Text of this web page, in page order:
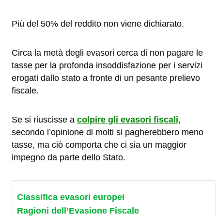
Più del 50% del reddito non viene dichiarato.
Circa la metà degli evasori cerca di non pagare le
tasse per la profonda insoddisfazione per i servizi
erogati dallo stato a fronte di un pesante prelievo
fiscale.
Se si riuscisse a colpire gli evasori fiscali,
secondo l’opinione di molti si pagherebbero meno
tasse, ma ciò comporta che ci sia un maggior
impegno da parte dello Stato.
Classifica evasori europei
Ragioni dell’Evasione Fiscale